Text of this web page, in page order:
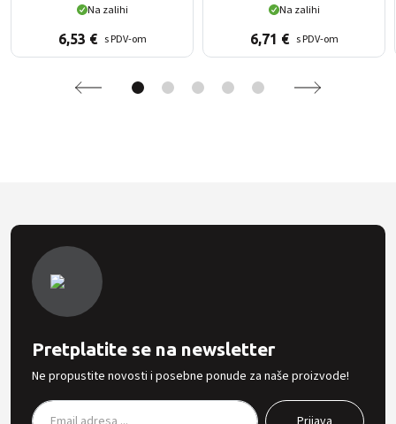
Na zalihi
6,53 € s PDV-om
Na zalihi
6,71 € s PDV-om
Pretplatite se na newsletter
Ne propustite novosti i posebne ponude za naše proizvode!